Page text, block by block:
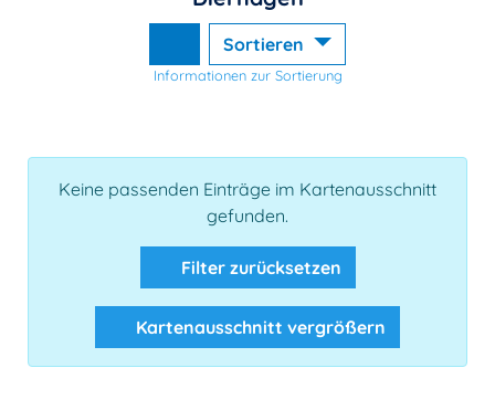
Sortieren
Informationen zur Sortierung
Keine passenden Einträge im Kartenausschnitt
gefunden.
Filter zurücksetzen
Kartenausschnitt vergrößern